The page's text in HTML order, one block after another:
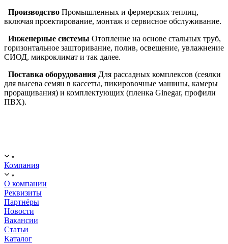
Производство Промышленных и фермерских теплиц,
включая проектирование, монтаж и сервисное обслуживание.
Инженерные системы Отопление на основе стальных труб,
горизонтальное зашторивание, полив, освещение, увлажнение
СИОД, микроклимат и так далее.
Поставка оборудования Для рассадных комплексов (сеялки
для высева семян в кассеты, пикировочные машины, камеры
проращивания) и комплектующих (пленка Ginegar, профили
ПВХ).
Компания
О компании
Реквизиты
Партнёры
Новости
Вакансии
Статьи
Каталог